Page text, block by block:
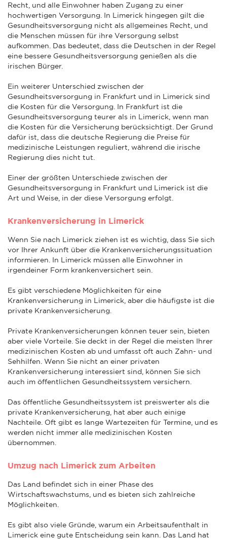
Recht, und alle Einwohner haben Zugang zu einer
hochwertigen Versorgung. In Limerick hingegen gilt die
Gesundheitsversorgung nicht als allgemeines Recht, und
die Menschen müssen für ihre Versorgung selbst
aufkommen. Das bedeutet, dass die Deutschen in der Regel
eine bessere Gesundheitsversorgung genießen als die
irischen Bürger.
Ein weiterer Unterschied zwischen der
Gesundheitsversorgung in Frankfurt und in Limerick sind
die Kosten für die Versorgung. In Frankfurt ist die
Gesundheitsversorgung teurer als in Limerick, wenn man
die Kosten für die Versicherung berücksichtigt. Der Grund
dafür ist, dass die deutsche Regierung die Preise für
medizinische Leistungen reguliert, während die irische
Regierung dies nicht tut.
Einer der größten Unterschiede zwischen der
Gesundheitsversorgung in Frankfurt und Limerick ist die
Art und Weise, in der diese Versorgung erfolgt.
Krankenversicherung in Limerick
Wenn Sie nach Limerick ziehen ist es wichtig, dass Sie sich
vor Ihrer Ankunft über die Krankenversicherungssituation
informieren. In Limerick müssen alle Einwohner in
irgendeiner Form krankenversichert sein.
Es gibt verschiedene Möglichkeiten für eine
Krankenversicherung in Limerick, aber die häufigste ist die
private Krankenversicherung.
Private Krankenversicherungen können teuer sein, bieten
aber viele Vorteile. Sie deckt in der Regel die meisten Ihrer
medizinischen Kosten ab und umfasst oft auch Zahn- und
Sehhilfen. Wenn Sie nicht an einer privaten
Krankenversicherung interessiert sind, können Sie sich
auch im öffentlichen Gesundheitssystem versichern.
Das öffentliche Gesundheitssystem ist preiswerter als die
private Krankenversicherung, hat aber auch einige
Nachteile. Oft gibt es lange Wartezeiten für Termine, und es
werden nicht immer alle medizinischen Kosten
übernommen.
Umzug nach Limerick zum Arbeiten
Das Land befindet sich in einer Phase des
Wirtschaftswachstums, und es bieten sich zahlreiche
Möglichkeiten.
Es gibt also viele Gründe, warum ein Arbeitsaufenthalt in
Limerick eine gute Entscheidung sein kann. Das Land hat